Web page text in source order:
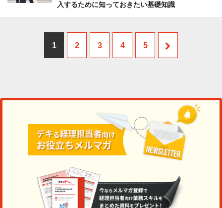
入するために知っておきたい基礎知識
1 2 3 4 5